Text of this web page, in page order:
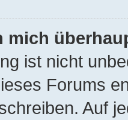
mich
ist nicht
Forums
Auf